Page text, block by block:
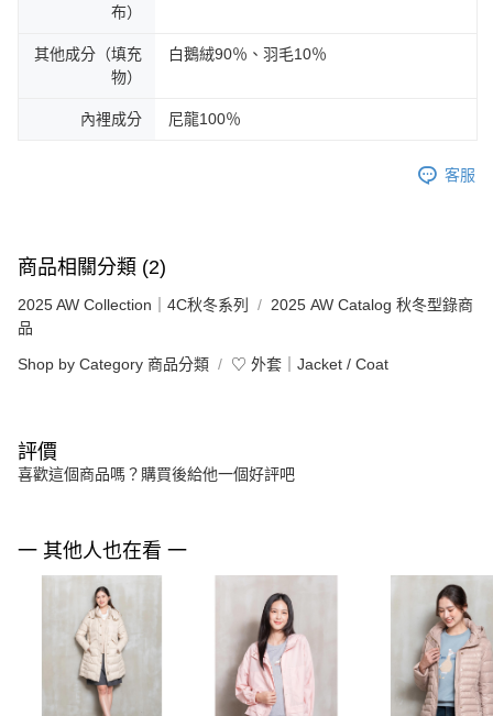
布）
其他成分（填充
物）
白鵝絨90％、羽毛10％
內裡成分 尼龍100％
客服
商品相關分類 (2)
2025 AW Collection｜4C秋冬系列
2025 AW Catalog 秋冬型錄商
品
Shop by Category 商品分類 ♡ 外套｜Jacket / Coat
評價
喜歡這個商品嗎？購買後給他一個好評吧
一 其他人也在看 一